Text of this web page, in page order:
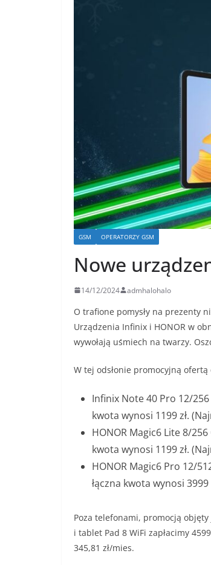
GSM OPERATORZY GSM
Nowe
14/12/2024 admhalohalo
O trafione pomysły na prezenty
Urządzenia Infinix i HONOR w
wywołają uśmiech na twarzy.
W tej odsłonie promocyjną ofertą
Infinix Note 40 Pro 12/256
kwota wynosi 1199 zł.
HONOR Magic6 Lite 8/
kwota wynosi 1199 zł.
HONOR Magic6 Pro 12/
łączna kwota wynosi
Poza telefonami, promocją objęty
i tablet Pad 8 WiFi zapłacimy
345,81 zł/mies.